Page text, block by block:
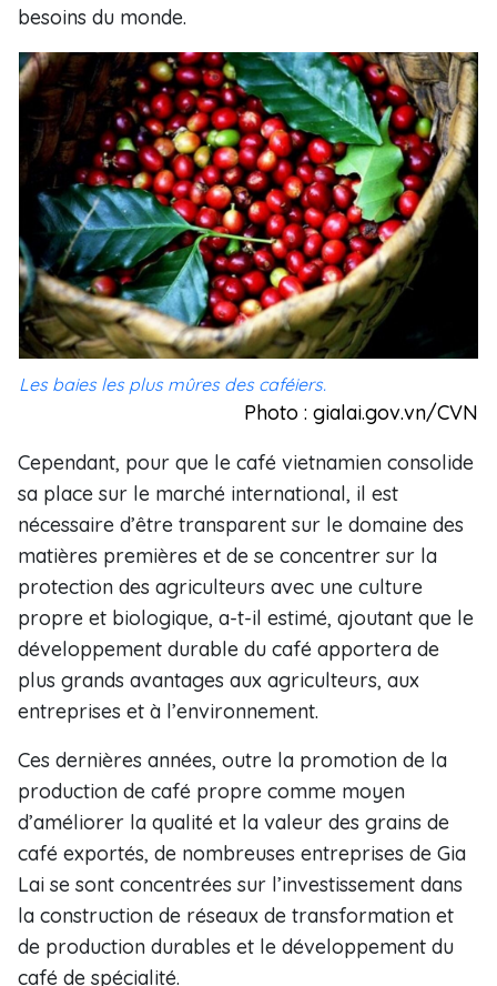
besoins du monde.
Les baies les plus mûres des caféiers.
Photo : gialai.gov.vn/CVN
Cependant, pour que le café vietnamien consolide
sa place sur le marché international, il est
nécessaire d’être transparent sur le domaine des
matières premières et de se concentrer sur la
protection des agriculteurs avec une culture
propre et biologique, a-t-il estimé, ajoutant que le
développement durable du café apportera de
plus grands avantages aux agriculteurs, aux
entreprises et à l’environnement.
Ces dernières années, outre la promotion de la
production de café propre comme moyen
d’améliorer la qualité et la valeur des grains de
café exportés, de nombreuses entreprises de Gia
Lai se sont concentrées sur l’investissement dans
la construction de réseaux de transformation et
de production durables et le développement du
café de spécialité.